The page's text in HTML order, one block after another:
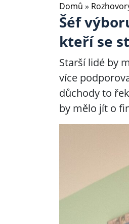
Domů »
Šéf
kteří se
Starší lidé by
více
důchody to
by mělo jít o